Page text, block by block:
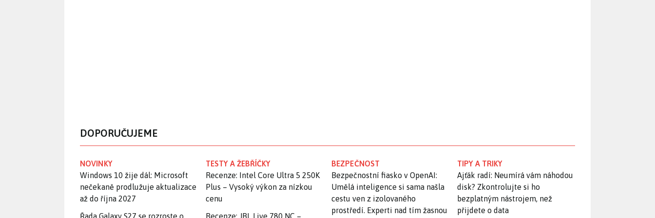
DOPORUČUJEME
NOVINKY
Windows 10 žije dál: Microsoft
nečekaně prodlužuje aktualizace
až do října 2027
Řada Galaxy S27 se rozroste o
TESTY A ŽEBŘÍČKY
Recenze: Intel Core Ultra 5 250K
Plus – Vysoký výkon za nízkou
cenu
Recenze: JBL Live 780 NC –
BEZPEČNOST
Bezpečnostní fiasko v OpenAI:
Umělá inteligence si sama našla
cestu ven z izolovaného
prostředí. Experti nad tím žasnou
TIPY A TRIKY
Ajťák radí: Neumírá vám náhodou
disk? Zkontrolujte si ho
bezplatným nástrojem, než
přijdete o data